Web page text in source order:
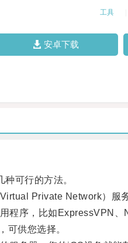
工具
安卓下载
可行的方法。
Private Network）服务
序，比如ExpressVPN、
供您选择。